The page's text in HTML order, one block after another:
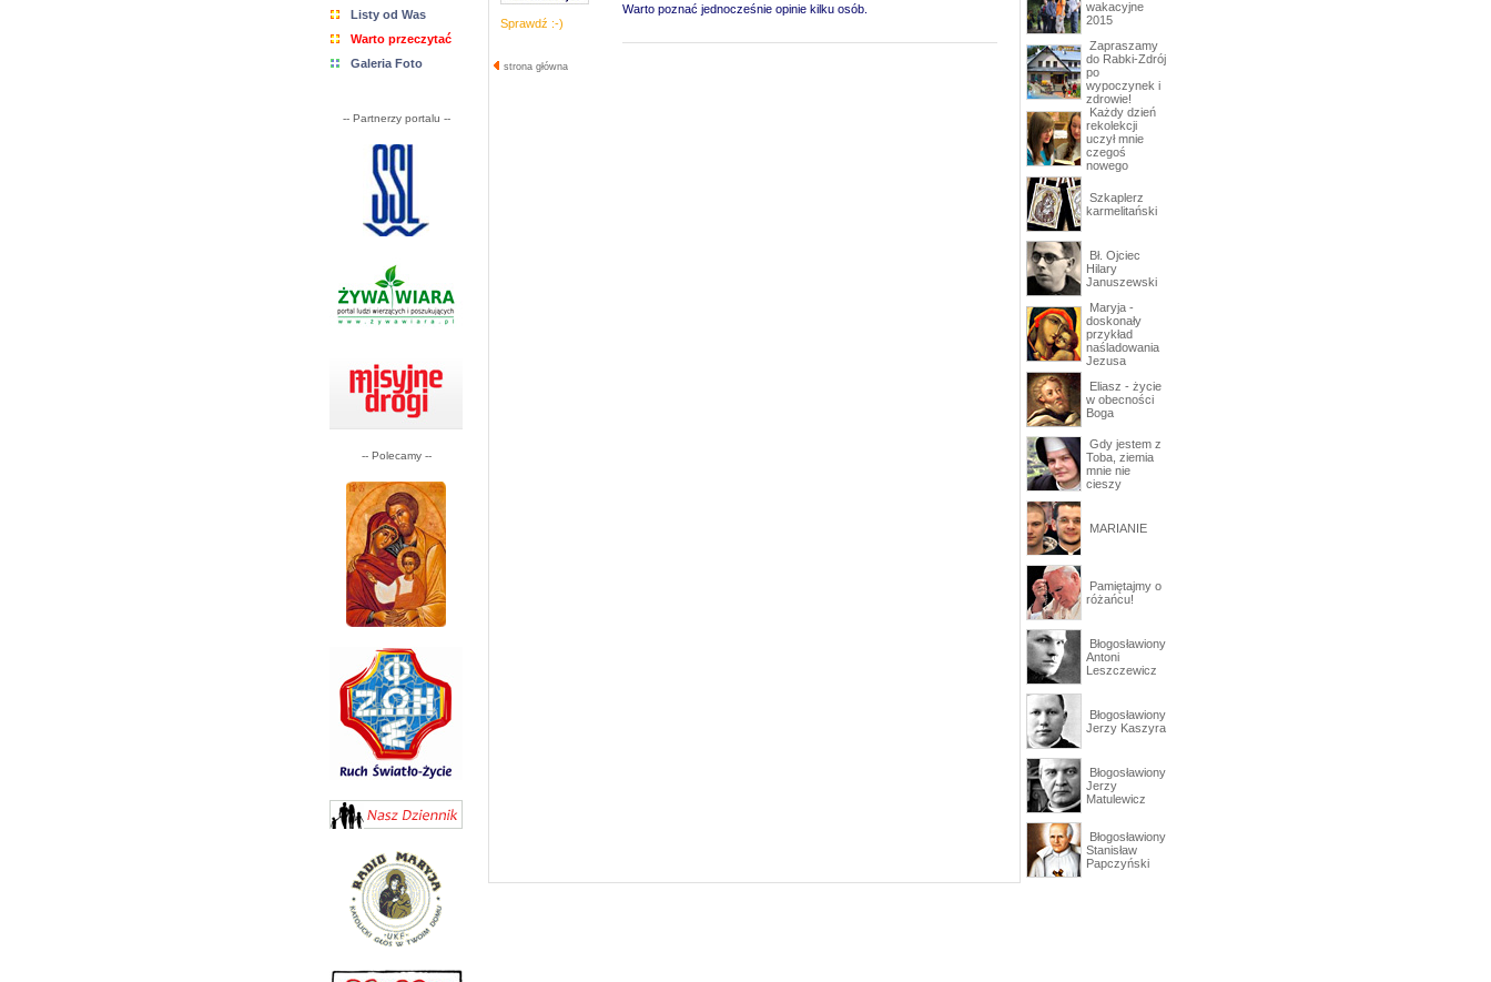
Listy od Was
Warto przeczytać
Galeria Foto
-- Partnerzy portalu --
-- Polecamy --
Sprawdź :-)
Warto poznać jednocześnie opinie kilku osób.
strona główna
wakacyjne
2015
Zapraszamy
do Rabki-Zdrój
po
wypoczynek i
zdrowie!
Każdy dzień
rekolekcji
uczył mnie
czegoś
nowego
Szkaplerz
karmelitański
Bł. Ojciec
Hilary
Januszewski
Maryja -
doskonały
przykład
naśladowania
Jezusa
Eliasz - życie
w obecności
Boga
Gdy jestem z
Toba, ziemia
mnie nie
cieszy
MARIANIE
Pamiętajmy o
różańcu!
Błogosławiony
Antoni
Leszczewicz
Błogosławiony
Jerzy Kaszyra
Błogosławiony
Jerzy
Matulewicz
Błogosławiony
Stanisław
Papczyński